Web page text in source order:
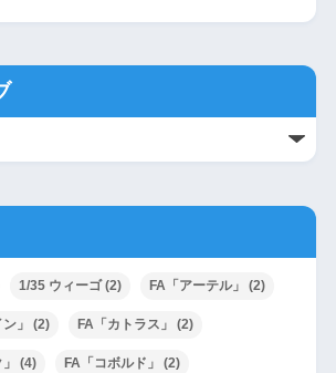
1/35 ウィーゴ(2) FA「アーテル」 (2)
」 (2) FA「カトラス」 (2)
(4) FA「コボルド」 (2)